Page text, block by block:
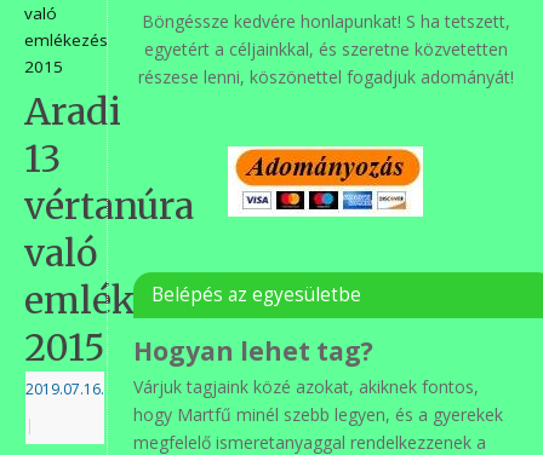
való
emlékezés
2015
Aradi
13
vértanúra
való
emlékezés
2015
2019.07.16.
|
Böngéssze kedvére honlapunkat! S ha tetszett,
egyetért a céljainkkal, és szeretne közvetetten
részese lenni, köszönettel fogadjuk adományát!
Belépés az egyesületbe
Hogyan lehet tag?
Várjuk tagjaink közé azokat, akiknek fontos,
hogy Martfű minél szebb legyen, és a gyerekek
megfelelő ismeretanyaggal rendelkezzenek a